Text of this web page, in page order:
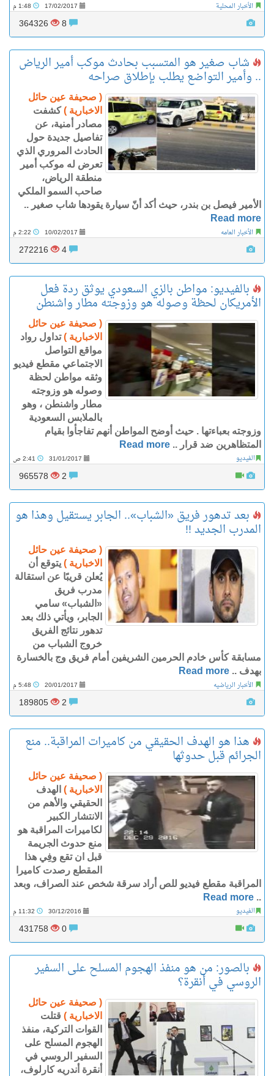
الأخبار المحلية 17/02/2017
364326
شاب صغير هو المتسبب بحادث موكب أمير الرياض
.. وأمير التواضع يطلب بإطلاق صراحه
( صحيفة عين حائل
الاخبارية )كشفت
مصادر أمنية، عن
تفاصيل جديدة حول
الحادث المروري الذي
تعرض له موكب أمير
منطقة الرياض،
صاحب السمو الملكي
الأمير فيصل بن بندر، حيث أكد أنّ سيارة يقودها شاب صغير ..
Read more
الأخبار العامه 10/02/2017
272216
بالفيديو: مواطن بالزي السعودي يوثق ردة فعل
الأمريكان لحظة وصوله هو وزوجته مطار واشنطن
( صحيفة عين حائل
الاخبارية )تداول رواد
مواقع التواصل
الاجتماعي مقطع فيديو
وثقه مواطن لحظة
وصوله هو وزوجته
مطار واشنطن ، وهو
بالملابس السعودية
وزوجته بعباءتها . حيث أوضح المواطن أنهم تفاجأوا بقيام
المتظاهرين ضد قرار .. Read more
الفيديو 31/01/2017
965578
بعد تدهور فريق «الشباب».. الجابر يستقيل وهذا هو
المدرب الجديد !!
( صحيفة عين حائل
الاخبارية ) يتوقع أن
يُعلن قريبًا عن استقالة
مدرب فريق
«الشباب» سامي
الجابر، ويأتي ذلك بعد
تدهور نتائج الفريق
خروج الشباب من
مسابقة كأس خادم الحرمين الشريفين أمام فريق وج بالخسارة
بهدف .. Read more
الأخبار الرياضيه 20/01/2017
189805
هذا هو الهدف الحقيقي من كاميرات المراقبة.. منع
الجرائم قبل حدوثها
( صحيفة عين حائل
الاخبارية ) الهدف
الحقيقي والأهم من
الانتشار الكبير
لكاميرات المراقبة هو
منع حدوث الجريمة
قبل ان تقع وفِي هذا
المقطع رصدت كاميرا
المراقبة مقطع فيديو للص أراد سرقة شخص عند الصراف، وبعد
..
Read more
الفيديو 30/12/2016
431758
بالصور: من هو منفذ الهجوم المسلح على السفير
الروسي في أنقرة؟
( صحيفة عين حائل
الاخبارية ) قتلت
القوات التركية، منفذ
الهجوم المسلح على
السفير الروسي في
أنقرة أندريه كارلوف،